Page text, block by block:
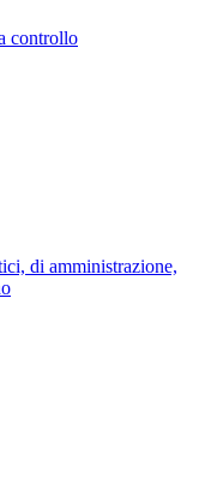
controllo
di amministrazione,